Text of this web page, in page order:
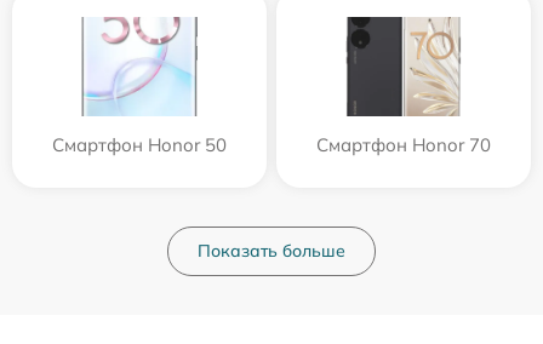
Смартфон Honor 50 Смартфон Honor 70
Показать больше